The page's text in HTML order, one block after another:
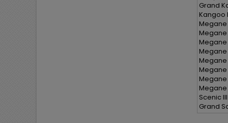
Grand
Kangoo
Megane
Megane
Megane
Megane
Megane
Megane
Megane
Megane
Scenic
Grand